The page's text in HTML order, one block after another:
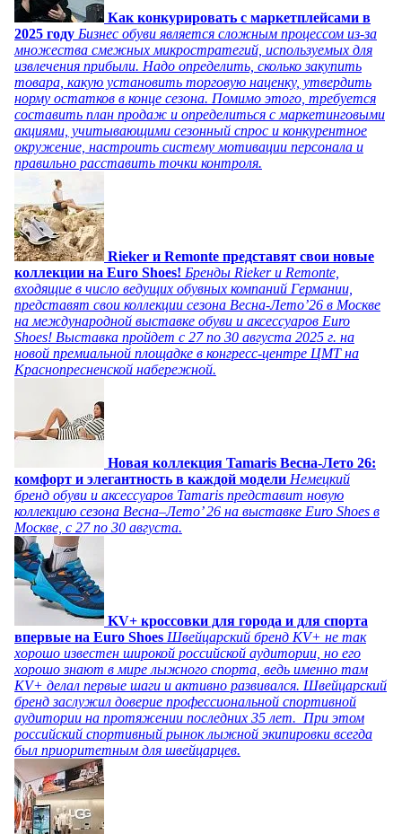
Как конкурировать с маркетплейсами в
2025 году Бизнес обуви является сложным процессом из-за
множества смежных микростратегий, используемых для
извлечения прибыли. Надо определить, сколько закупить
товара, какую установить торговую наценку, утвердить
норму остатков в конце сезона. Помимо этого, требуется
составить план продаж и определиться с маркетинговыми
акциями, учитывающими сезонный спрос и конкурентное
окружение, настроить систему мотивации персонала и
правильно расставить точки контроля.
Rieker и Remonte представят свои новые
коллекции на Euro Shoes! Бренды Rieker и Remonte,
входящие в число ведущих обувных компаний Германии,
представят свои коллекции сезона Весна-Лето’26 в Москве
на международной выставке обуви и аксессуаров Euro
Shoes! Выставка пройдет c 27 по 30 августа 2025 г. на
новой премиальной площадке в конгресс-центре ЦМТ на
Краснопресненской набережной.
Новая коллекция Tamaris Весна-Лето 26:
комфорт и элегантность в каждой модели Немецкий
бренд обуви и аксессуаров Tamaris представит новую
коллекцию сезона Весна–Лето’ 26 на выставке Euro Shoes в
Москве, с 27 по 30 августа.
KV+ кроссовки для города и для спорта
впервые на Euro Shoes Швейцарский бренд KV+ не так
хорошо известен широкой российской аудитории, но его
хорошо знают в мире лыжного спорта, ведь именно там
KV+ делал первые шаги и активно развивался. Швейцарский
бренд заслужил доверие профессиональной спортивной
аудитории на протяжении последних 35 лет. При этом
российский спортивный рынок лыжной экипировки всегда
был приоритетным для швейцарцев.